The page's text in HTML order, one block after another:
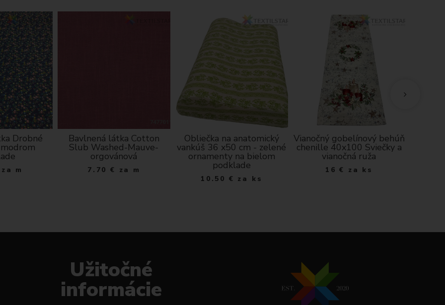
Drobné
za m
Bavlnená látka Cotton
Slub Washed-Mauve-
orgovánová
7.70 € za m
Obliečka na anatomický
vankúš 36 x50 cm - zelené
ornamenty na bielom
podklade
10.50 € za ks
Vianočný gobelínový behúň
chenille 40x100 Sviečky a
vianočná ruža
16 € za ks
Užitočné
informácie